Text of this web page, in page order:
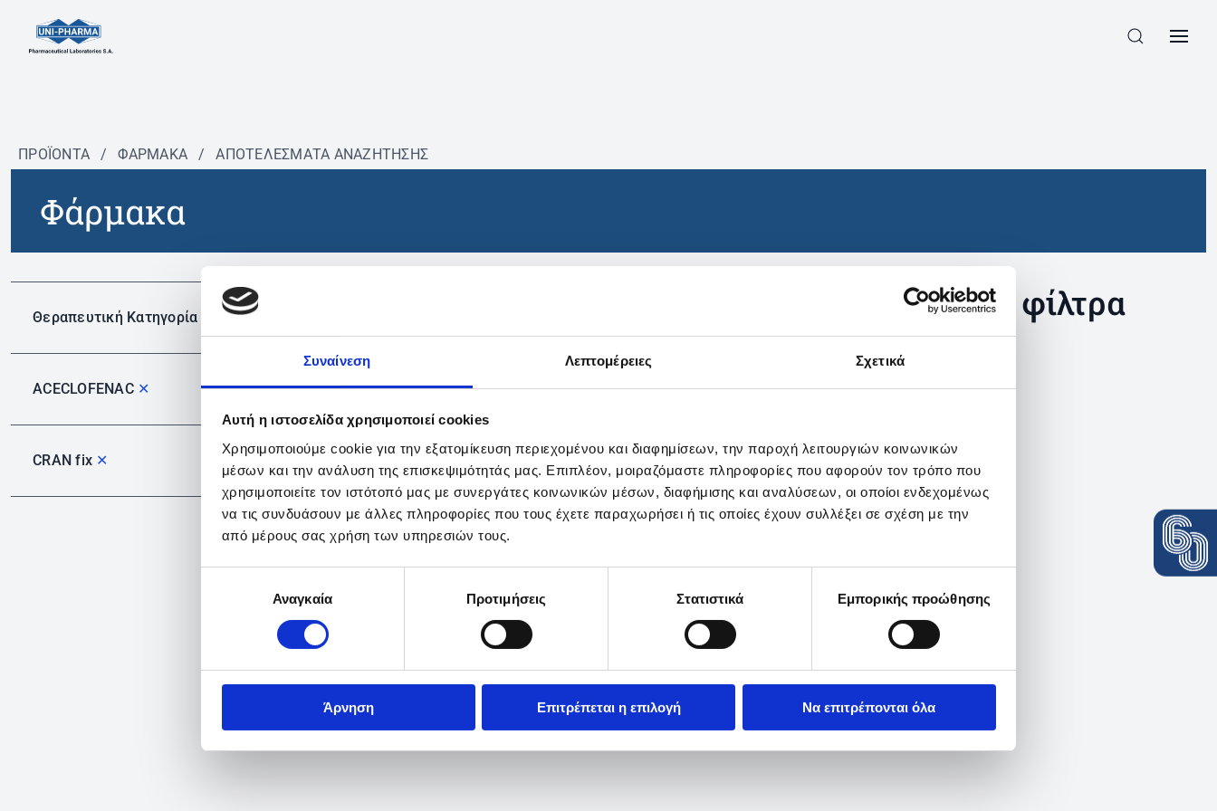
Συναίνεση Λεπτομέρειες Σχετικά
Αυτή η ιστοσελίδα χρησιμοποιεί cookies
Χρησιμοποιούμε cookie για την εξατομίκευση περιεχομένου και διαφημίσεων, την παροχή λειτουργιών κοινωνικών
μέσων και την ανάλυση της επισκεψιμότητάς μας. Επιπλέον, μοιραζόμαστε πληροφορίες που αφορούν τον τρόπο που
χρησιμοποιείτε τον ιστότοπό μας με συνεργάτες κοινωνικών μέσων, διαφήμισης και αναλύσεων, οι οποίοι ενδεχομένως
να τις συνδυάσουν με άλλες πληροφορίες που τους έχετε παραχωρήσει ή τις οποίες έχουν συλλέξει σε σχέση με την
από μέρους σας χρήση των υπηρεσιών τους.
συγκατάθεσηςΑναγκαία Προτιμήσεις Στατιστικά Εμπορικής προώθησης
Άρνηση Επιτρέπεται η επιλογή Να επιτρέπονται όλα
ΠΡΟΪΟΝΤΑ / ΦΆΡΜΑΚΑ / ΑΠΟΤΕΛΕΣΜΑΤΑ ΑΝΑΖΗΤΗΣΗΣ
Φάρμακα
Θεραπευτική Κατηγορία
ACECLOFENAC ✕
CRAN fix ✕
Δεν βρέθηκαν προϊόντα με τα συγκεκριμένα φίλτρα